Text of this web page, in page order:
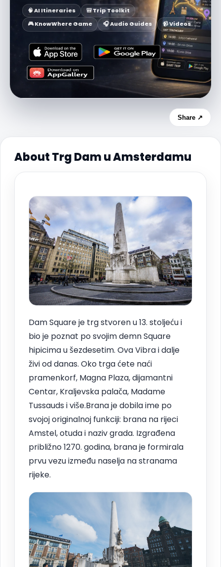
🧠 AI Itineraries
🎒 Trip Toolkit
🎮 KnowWhere Game
🎧 Audio Guides 📹 Videos
Share ↗
About Trg Dam u Amsterdamu
Dam Square je trg stvoren u 13. stoljeću i
bio je poznat po svojim demn Square
hipicima u šezdesetim. Ova Vibra i dalje
živi od danas. Oko trga ćete naći
pramenkorf, Magna Plaza, dijamantni
Centar, Kraljevska palača, Madame
Tussauds i više.Brana je dobila ime po
svojoj originalnoj funkciji: brana na rijeci
Amstel, otuda i naziv grada. Izgrađena
približno 1270. godina, brana je formirala
prvu vezu između naselja na stranama
rijeke.